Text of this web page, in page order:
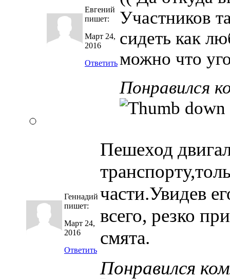
Евгений
пишет:
Март 24,
2016
Ответить
Участников
сидеть как
можно что
Понравился
Геннадий
пишет:
Март 24,
2016
Ответить
Пешеход
части.Увидев
всего, резко
смята.
Понравился